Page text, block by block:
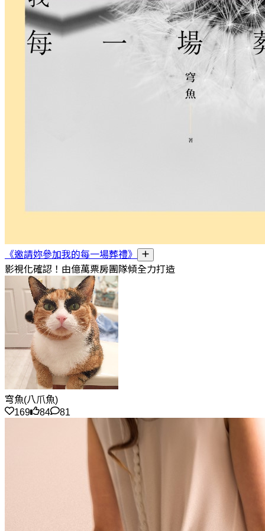
《邀請妳參加我的每一場葬禮》
影視化確認！由億萬票房團隊傾全力打造
穹魚(八爪魚)
169
84 81